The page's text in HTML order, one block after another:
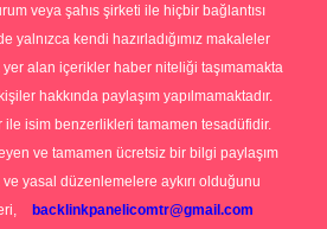
veya şahıs şirketi ile hiçbir bağlantısı
yalnızca kendi hazırladığımız makaleler
yer alan içerikler haber niteliği taşımamakta
hakkında paylaşım yapılmamaktadır.
ile isim benzerlikleri tamamen tesadüfidir.
ve tamamen ücretsiz bir bilgi paylaşım
yasal düzenlemelere aykırı olduğunu
backlinkpanelicomtr@gmail.com